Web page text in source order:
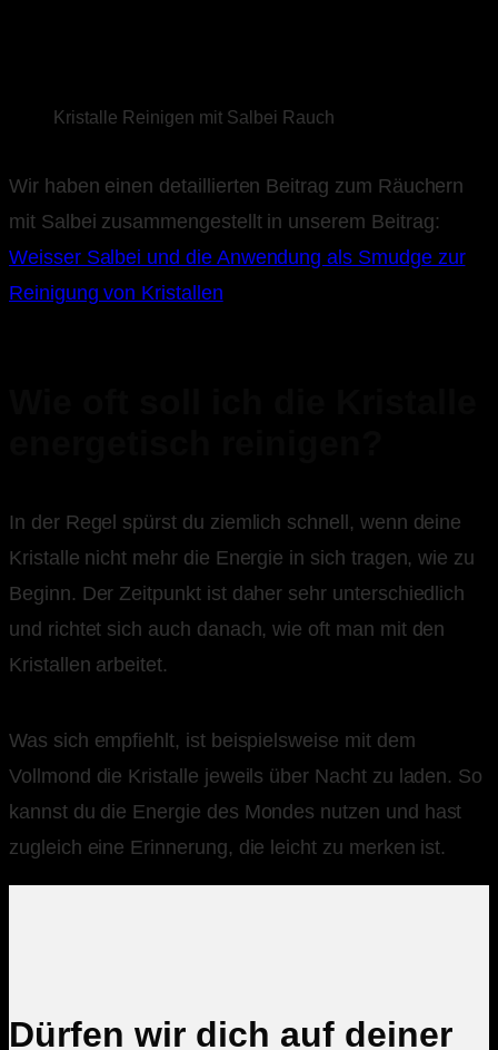
Kristalle Reinigen mit Salbei Rauch
Wir haben einen detaillierten Beitrag zum Räuchern
mit Salbei zusammengestellt in unserem Beitrag:
Weisser Salbei und die Anwendung als Smudge zur
Reinigung von Kristallen
In der Regel spürst du ziemlich schnell, wenn deine
Kristalle nicht mehr die Energie in sich tragen, wie zu
Beginn. Der Zeitpunkt ist daher sehr unterschiedlich
und richtet sich auch danach, wie oft man mit den
Kristallen arbeitet.
Was sich empfiehlt, ist beispielsweise mit dem
Vollmond die Kristalle jeweils über Nacht zu laden. So
kannst du die Energie des Mondes nutzen und hast
zugleich eine Erinnerung, die leicht zu merken ist.
Dürfen wir dich auf deiner